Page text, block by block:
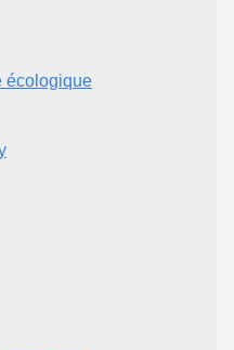
écologique